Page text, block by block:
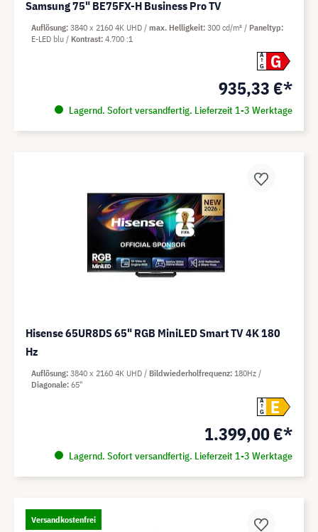
Samsung 75" BE75FX-H Business Pro TV
A
G
G
935,33 €*
Lagernd. Sofort versandfertig. Lieferzeit 1-3 Werktage
Auflösung 3840 x 2160 4K UHD max. Helligkeit 300 cd/m²
Paneltyp
E-LED blu
Kontrast 4.700 :1
Hisense 65UR8DS 65" RGB MiniLED Smart TV 4K 180
Hz
A
G
E
1.399,00 €*
Lagernd. Sofort versandfertig. Lieferzeit 1-3 Werktage
Auflösung 3840 x 2160 4K UHD Bildwiederholfrequenz 180Hz
Diagonale 65"
Versandkostenfrei